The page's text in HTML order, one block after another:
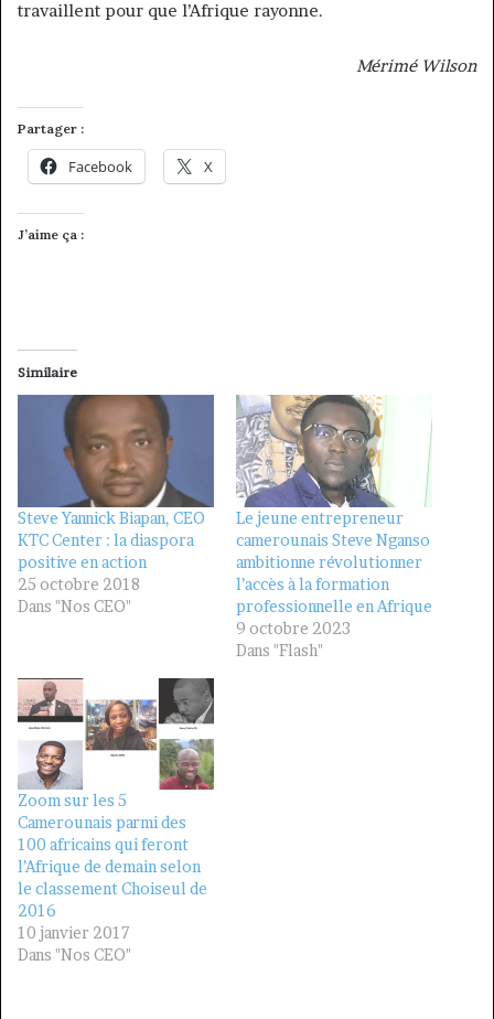
travaillent pour que l’Afrique rayonne.
Mérimé Wilson
Partager :
Facebook X
J’aime ça :
Similaire
Steve Yannick Biapan, CEO
KTC Center : la diaspora
positive en action
25 octobre 2018
Dans "Nos CEO"
Le jeune entrepreneur
camerounais Steve Nganso
ambitionne révolutionner
l’accès à la formation
professionnelle en Afrique
9 octobre 2023
Dans "Flash"
Zoom sur les 5
Camerounais parmi des
100 africains qui feront
l’Afrique de demain selon
le classement Choiseul de
2016
10 janvier 2017
Dans "Nos CEO"